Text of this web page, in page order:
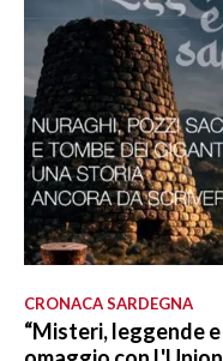
CRONACA SARDEGNA
“Misteri, leggende